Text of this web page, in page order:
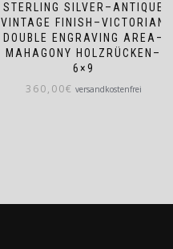
STERLING SILVER–ANTIQUE
VINTAGE FINISH–VICTORIAN
DOUBLE ENGRAVING AREA–
MAHAGONY HOLZRÜCKEN–
6×9
360,00€ versandkostenfrei